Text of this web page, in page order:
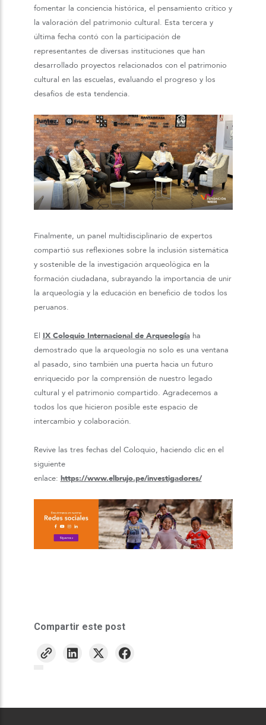
fomentar la conciencia histórica, el pensamiento crítico y
la valoración del patrimonio cultural. Esta tercera y
última fecha contó con la participación de
representantes de diversas instituciones que han
desarrollado proyectos relacionados con el patrimonio
cultural en las escuelas, evaluando el progreso y los
desafíos de esta tendencia.
Finalmente, un panel multidisciplinario de expertos
compartió sus reflexiones sobre la inclusión sistemática
y sostenible de la investigación arqueológica en la
formación ciudadana, subrayando la importancia de unir
la arqueología y la educación en beneficio de todos los
peruanos.
El IX Coloquio Internacional de Arqueologíaha
demostrado que la arqueología no solo es una ventana
al pasado, sino también una puerta hacia un futuro
enriquecido por la comprensión de nuestro legado
cultural y el patrimonio compartido. Agradecemos a
todos los que hicieron posible este espacio de
intercambio y colaboración.
Revive las tres fechas del Coloquio, haciendo clic en el
siguiente
enlace: https://www.elbrujo.pe/investigadores/
Compartir este post